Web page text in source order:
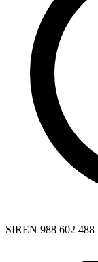
SIREN 988 602 488